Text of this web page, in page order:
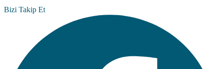
Bizi Takip Et